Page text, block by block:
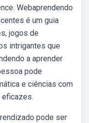
Webaprendendo
é um guia
jogos de
intrigantes que
a aprender
pode
e ciências com
eficazes.
pode ser